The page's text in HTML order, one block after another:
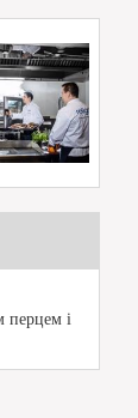
перцем і